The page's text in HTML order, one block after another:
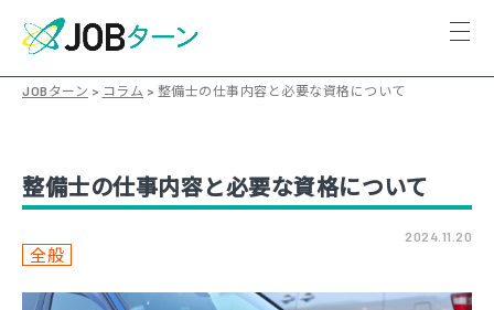
JOBターン > コラム > 整備士の仕事内容と必要な資格について
整備士の仕事内容と必要な資格について
2024.11.20
全般